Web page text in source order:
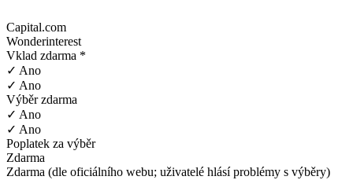
Capital.com
Wonderinterest
Vklad zdarma *
✓ Ano
✓ Ano
Výběr zdarma
✓ Ano
✓ Ano
Poplatek za výběr
Zdarma
Zdarma (dle oficiálního webu; uživatelé hlásí problémy s výběry)